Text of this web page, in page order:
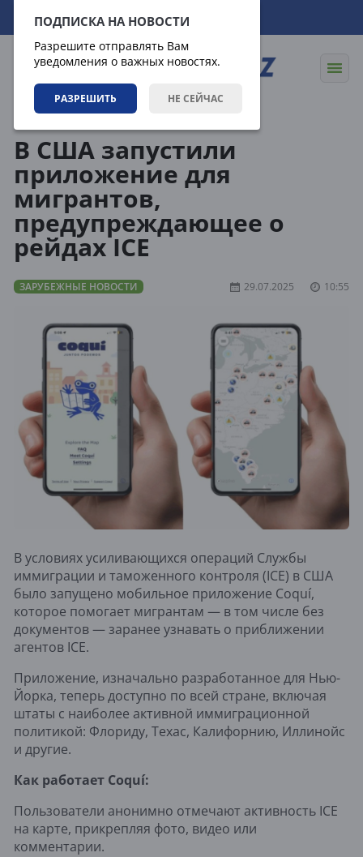
ПОДПИСКА НА НОВОСТИ
Разрешите отправлять Вам
уведомления о важных новостях.
РАЗРЕШИТЬ НЕ СЕЙЧАС
09.08.2026 19:58:29
В США запустили
приложение для
мигрантов,
предупреждающее о
рейдах ICE
ЗАРУБЕЖНЫЕ НОВОСТИ 29.07.2025 10:55
В условиях усиливающихся операций Службы
иммиграции и таможенного контроля (ICE) в США
было запущено мобильное приложение Coquí,
которое помогает мигрантам — в том числе без
документов — заранее узнавать о приближении
агентов ICE.
Приложение, изначально разработанное для Нью-
Йорка, теперь доступно по всей стране, включая
штаты с наиболее активной иммиграционной
политикой: Флориду, Техас, Калифорнию, Иллинойс
и другие.
Как работает Coquí:
Пользователи анонимно отмечают активность ICE
на карте, прикрепляя фото, видео или
комментарии.